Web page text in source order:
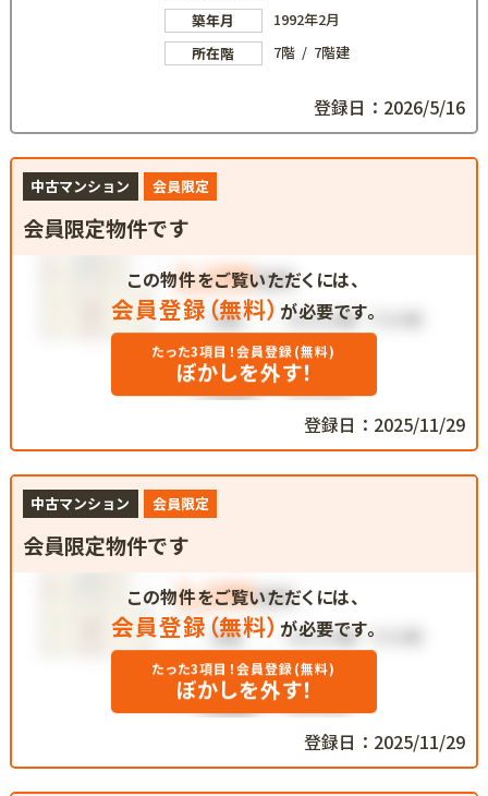
築年月
1992年2月
所在階
7階 / 7階建
登録日：2026/5/16
中古マンション 会員限定
会員限定物件です
この物件をご覧いただくには、
会員登録（無料） が必要です。
たった3項目！会員登録(無料)
ぼかしを外す！
登録日：2025/11/29
中古マンション 会員限定
会員限定物件です
この物件をご覧いただくには、
会員登録（無料） が必要です。
たった3項目！会員登録(無料)
ぼかしを外す！
登録日：2025/11/29